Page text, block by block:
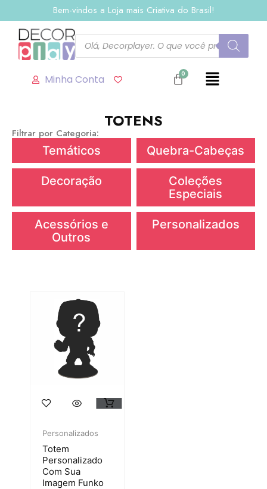
Bem-vindos a Loja mais Criativa do Brasil!
Minha Conta
TOTENS
Filtrar por Categoria:
Temáticos Quebra-Cabeças
Decoração
Coleções
Especiais
Acessórios e
Outros
Personalizados
Personalizados
Totem
Personalizado
Com Sua
Imagem Funko